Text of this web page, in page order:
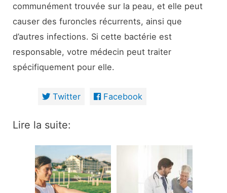
communément trouvée sur la peau, et elle peut
causer des furoncles récurrents, ainsi que
d’autres infections. Si cette bactérie est
responsable, votre médecin peut traiter
spécifiquement pour elle.
Twitter Facebook
Lire la suite: